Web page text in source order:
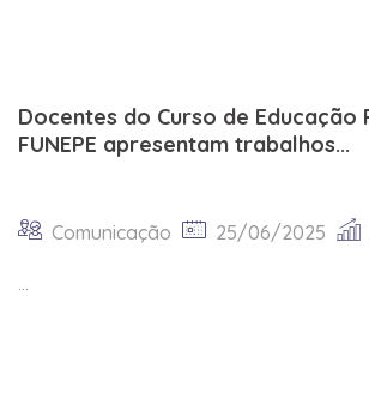
Docentes do Curso de Educação
FUNEPE apresentam trabalhos...
Comunicação 25/06/2025